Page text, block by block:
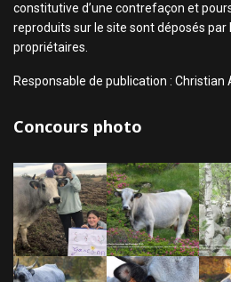
constitutive d’une contrefaçon et
reproduits sur le site sont déposés par
propriétaires.
Responsable de publication : Christian
Concours photo